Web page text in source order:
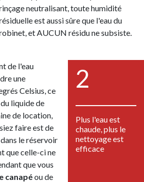
neutralisant, toute humidité
est aussi sûre que l'eau du
et AUCUN résidu ne subsiste.
de l'eau
une
Celsius, ce
liquide de
de location,
faire est de
le réservoir
que celle-ci ne
que vous
canapéou de
2
Plus l'eau est
chaude, plus le
nettoyage est
efficace